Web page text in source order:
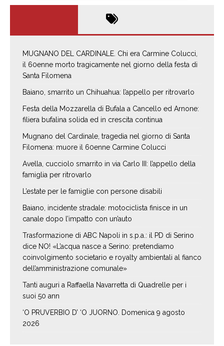
MUGNANO DEL CARDINALE. Chi era Carmine Colucci,
il 60enne morto tragicamente nel giorno della festa di
Santa Filomena
Baiano, smarrito un Chihuahua: l’appello per ritrovarlo
Festa della Mozzarella di Bufala a Cancello ed Arnone:
filiera bufalina solida ed in crescita continua
Mugnano del Cardinale, tragedia nel giorno di Santa
Filomena: muore il 60enne Carmine Colucci
Avella, cucciolo smarrito in via Carlo III: l’appello della
famiglia per ritrovarlo
L’estate per le famiglie con persone disabili
Baiano, incidente stradale: motociclista finisce in un
canale dopo l’impatto con un’auto
Trasformazione di ABC Napoli in s.p.a.: il PD di Serino
dice NO! «L’acqua nasce a Serino: pretendiamo
coinvolgimento societario e royalty ambientali al fianco
dell’amministrazione comunale»
Tanti auguri a Raffaella Navarretta di Quadrelle per i
suoi 50 ann
‘O PRUVERBIO D’ ‘O JUORNO. Domenica 9 agosto
2026